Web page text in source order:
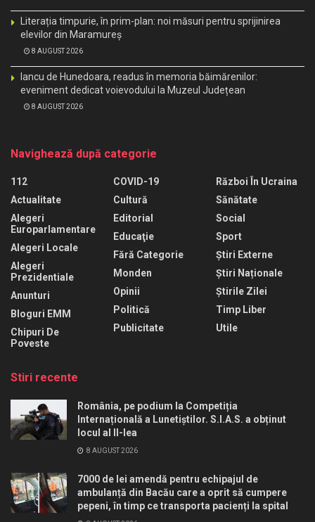
Literația timpurie, în prim-plan: noi măsuri pentru sprijinirea
elevilor din Maramureș
8 AUGUST 2026
Iancu de Hunedoara, readus în memoria băimărenilor:
eveniment dedicat voievodului la Muzeul Județean
8 AUGUST 2026
Navighează după categorie
112
Actualitate
Alegeri
Europarlamentare
Alegeri Locale
Alegeri
Prezidentiale
Anunturi
Bloguri EMM
Chipuri De
Poveste
COVID-19
Cultură
Editorial
Educaţie
Fără Categorie
Monden
Opinii
Politică
Publicitate
Război În Ucraina
Sănătate
Social
Sport
Știri Externe
Știri Naționale
Știrile Zilei
Timp Liber
Utile
Stiri recente
România, pe podium la Competiția
Internațională a Lunetiștilor. S.I.A.S. a obținut
locul al II-lea
8 AUGUST 2026
7000 de lei amendă pentru echipajul de
ambulanță din Bacău care a oprit să cumpere
pepeni, în timp ce transporta pacienți la spital